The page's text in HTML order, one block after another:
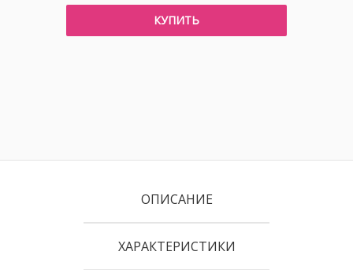
КУПИТЬ
ОПИСАНИЕ
ХАРАКТЕРИСТИКИ